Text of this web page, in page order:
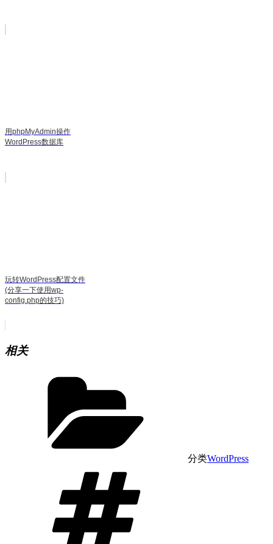
用phpMyAdmin操作
WordPress数据库
玩转WordPress配置文件
(分享一下使用wp-
config.php的技巧)
相关
分类WordPress